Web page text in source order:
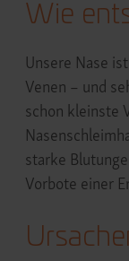
Wie
Unsere Nase
Venen – und
schon kleinste
starke
Vorbote einer